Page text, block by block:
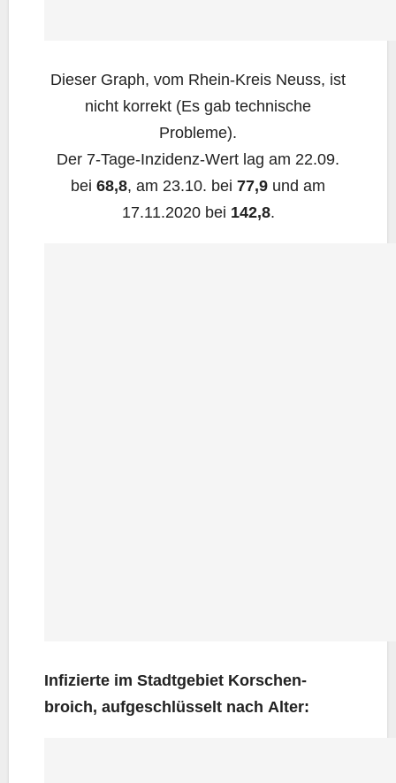
Die­ser Graph, vom Rhein-Kreis Neuss, ist
nicht kor­rekt (Es gab tech­ni­sche
Probleme).
Der 7‑Ta­ge-Inzi­denz-Wert lag am 22.09.
bei 68,8, am 23.10. bei 77,9 und am
17.11.2020 bei 142,8.
Infi­zier­te im Stadt­ge­biet Kor­schen­
broich, auf­ge­schlüs­selt nach Alter: